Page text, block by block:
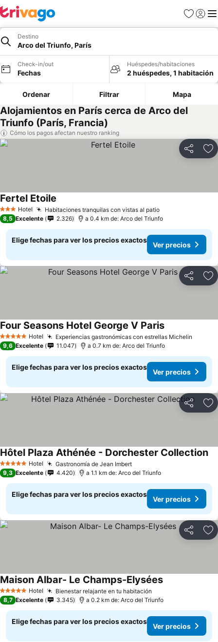
Favoritos
Iniciar
Destino
Arco del Triunfo, París
Check-in/out
Fechas
Huéspedes/habitaciones
2 huéspedes, 1 habitación
Ordenar Filtrar Mapa
Alojamientos en París cerca de Arco del
Triunfo (París, Francia)
Cómo los pagos afectan nuestro ranking
Compartir
3 Estrellas
Hotel Habitaciones tranquilas con vistas al patioVer precios
Fertel Etoile
8,5 Excelente 2.326 a 0.4 km de: Arco del Triunfo
Elige fechas para ver los precios exactos
Ver precios
Compartir
5 Estrellas Hotel Experiencias gastronómicas con estrellas Michelin
Four Seasons Hotel George V ParisVer precios
9,6 Excelente 11.047 a 0.7 km de: Arco del Triunfo
Elige fechas para ver los precios exactos
Ver precios
Compartir
5 Estrellas Hotel Gastronomía de Jean ImbertVer precios
Hôtel Plaza Athénée - Dorchester Collection
9,3 Excelente 4.420 a 1.1 km de: Arco del Triunfo
Elige fechas para ver los precios exactos
Ver precios
Compartir
5 Estrellas Hotel Bienestar relajante en tu habitación
Maison Albar- Le Champs-ElyséesVer precios
8,7 Excelente 3.345 a 0.2 km de: Arco del Triunfo
Elige fechas para ver los precios exactos
Ver precios